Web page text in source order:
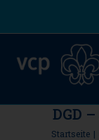
DGD
Startseite |